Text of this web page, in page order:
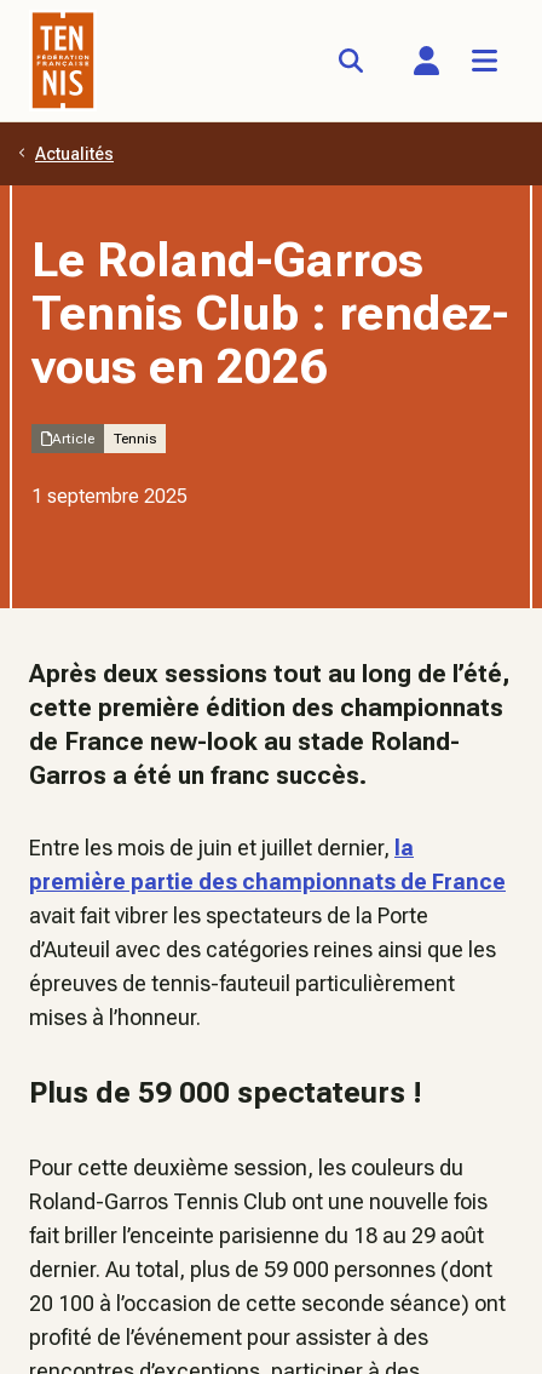
Aller au contenu principal
Actualités
Le Roland-Garros
Tennis Club : rendez-
vous en 2026
Article Tennis
1 septembre 2025
Après deux sessions tout au long de l’été,
cette première édition des championnats
de France new-look au stade Roland-
Garros a été un franc succès.
Entre les mois de juin et juillet dernier, la
première partie des championnats de France
avait fait vibrer les spectateurs de la Porte
d’Auteuil avec des catégories reines ainsi que les
épreuves de tennis-fauteuil particulièrement
mises à l’honneur.
Plus de 59 000 spectateurs !
Pour cette deuxième session, les couleurs du
Roland-Garros Tennis Club ont une nouvelle fois
fait briller l’enceinte parisienne du 18 au 29 août
dernier. Au total, plus de 59 000 personnes (dont
20 100 à l’occasion de cette seconde séance) ont
profité de l’événement pour assister à des